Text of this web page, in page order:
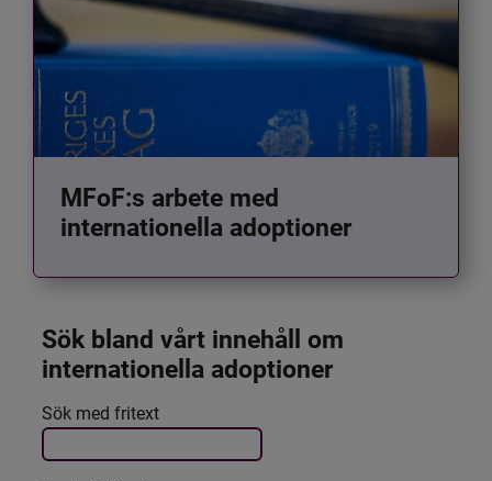
MFoF:s arbete med
internationella adoptioner
Sök bland vårt innehåll om
internationella adoptioner
Filtrera resultatet
Det här formuläret postas automatiskt
Sök med fritext